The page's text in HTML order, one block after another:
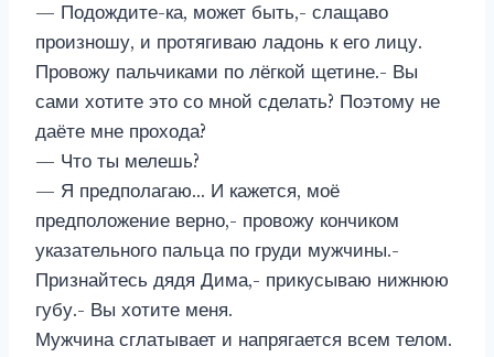
— Подождите-ка, может быть,- слащаво
произношу, и протягиваю ладонь к его лицу.
Провожу пальчиками по лёгкой щетине.- Вы
сами хотите это со мной сделать? Поэтому не
даёте мне прохода?
— Что ты мелешь?
— Я предполагаю… И кажется, моё
предположение верно,- провожу кончиком
указательного пальца по груди мужчины.-
Признайтесь дядя Дима,- прикусываю нижнюю
губу.- Вы хотите меня.
Мужчина сглатывает и напрягается всем телом.